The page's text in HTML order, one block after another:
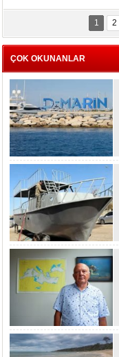
Kpt. MESUT AZMİ GÖKSOY
ithafen...
1 2
ÇOK OKUNANLAR